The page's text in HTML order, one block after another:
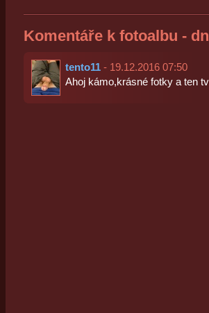
Komentáře k fotoalbu -
tento11- 19.12.2016 07:50
Ahoj kámo,krásné fotky a ten